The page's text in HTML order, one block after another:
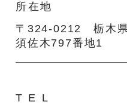
所在地
〒324-0212 栃木
須佐木797番地1
T E L